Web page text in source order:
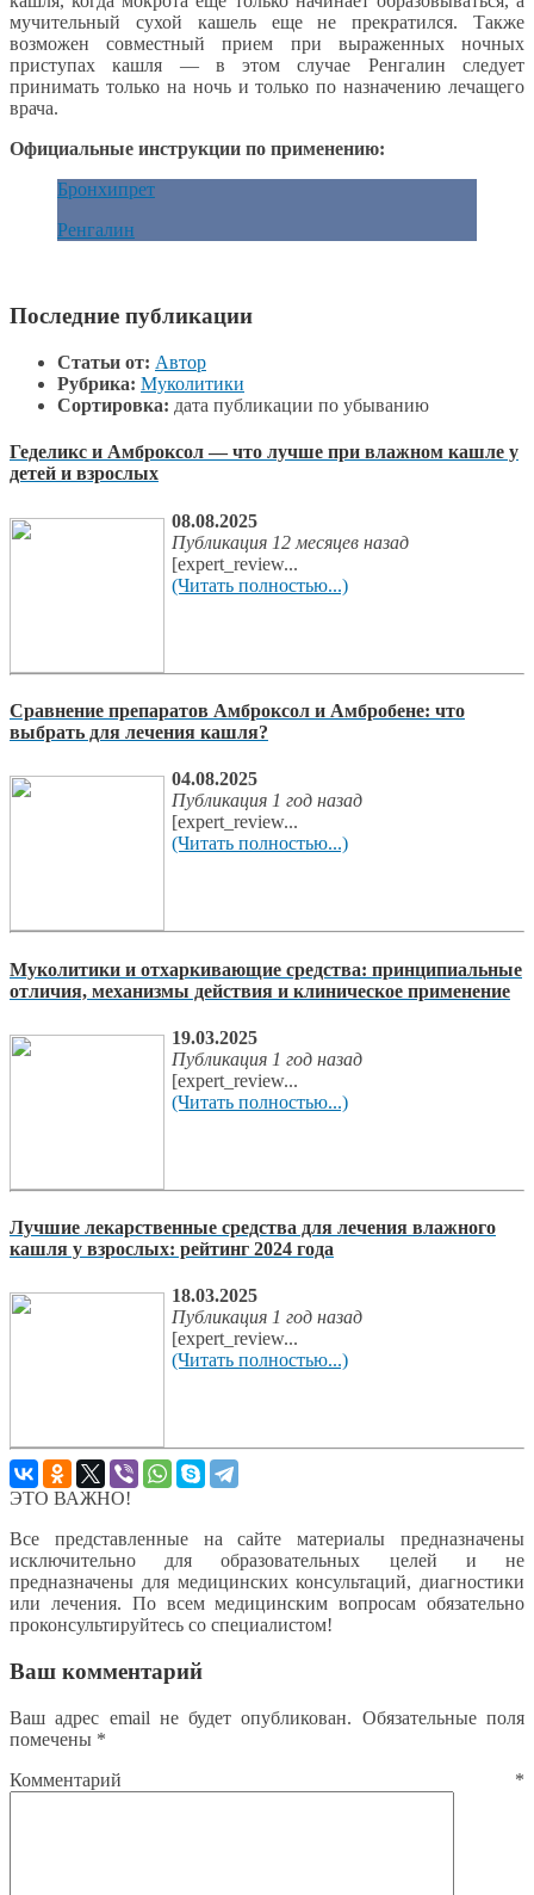
мучительный сухой кашель еще не прекратился. Также
возможен совместный прием при выраженных ночных
приступах кашля — в этом случае Ренгалин следует
принимать только на ночь и только по назначению лечащего
врача.
Официальные инструкции по применению:
Бронхипрет
Ренгалин
Последние публикации
Статьи от: Автор
Рубрика: Муколитики
Сортировка: дата публикации по убыванию
Геделикс и Амброксол — что лучше при влажном кашле у
детей и взрослых
08.08.2025
Публикация 12 месяцев назад
[expert_review...
(Читать полностью...)
Сравнение препаратов Амброксол и Амбробене: что
выбрать для лечения кашля?
04.08.2025
Публикация 1 год назад
[expert_review...
(Читать полностью...)
Муколитики и отхаркивающие средства: принципиальные
отличия, механизмы действия и клиническое применение
19.03.2025
Публикация 1 год назад
[expert_review...
(Читать полностью...)
Лучшие лекарственные средства для лечения влажного
кашля у взрослых: рейтинг 2024 года
18.03.2025
Публикация 1 год назад
[expert_review...
(Читать полностью...)
ЭТО ВАЖНО!
Все представленные на сайте материалы предназначены
исключительно для образовательных целей и не
предназначены для медицинских консультаций, диагностики
или лечения. По всем медицинским вопросам обязательно
проконсультируйтесь со специалистом!
Ваш комментарий
Ваш адрес email не будет опубликован. Обязательные поля
помечены *
Комментарий *